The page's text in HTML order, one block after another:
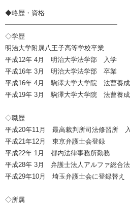
◆略歴・資格
━━━━━━━━━━━━━━━━━
◇学歴
明治大学附属八王子高等学校卒業
平成12年 4月 明治大学法学部 入学
平成16年 3月 明治大学法学部 卒業
平成16年 4月 駒澤大学大学院 法曹養
平成19年 3月 駒澤大学大学院 法曹養
◇職歴
平成20年11月 最高裁判所司法修習所
平成21年12月 東京弁護士会登録
平成22年 1月 都内法律事務所勤務
平成28年 3月 弁護士法人アルファ総合
平成29年10月 埼玉弁護士会に登録替え
◇所属